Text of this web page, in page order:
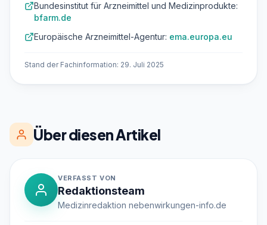
Bundesinstitut für Arzneimittel und Medizinprodukte:
bfarm.de
Europäische Arzneimittel-Agentur: ema.europa.eu
Stand der Fachinformation: 29. Juli 2025
Über diesen Artikel
VERFASST VON
Redaktionsteam
Medizinredaktion nebenwirkungen-info.de